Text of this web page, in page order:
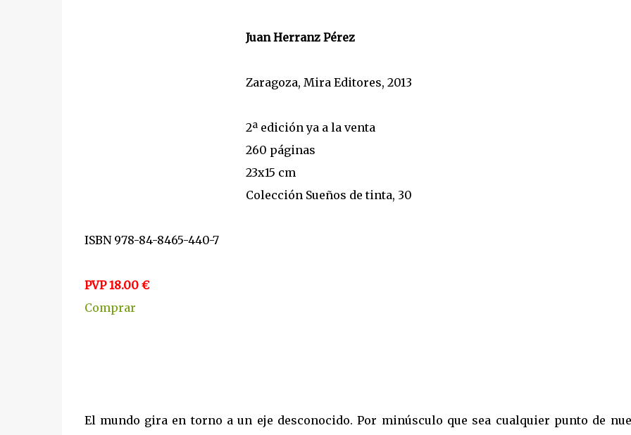
Juan Herranz Pérez
Zaragoza, Mira Editores, 2013
2ª edición ya a la venta
260 páginas
23x15 cm
Colección Sueños de tinta, 30
ISBN 978-84-8465-440-7
PVP 18.00 €
Comprar
El mundo gira en torno a un eje desconocido. Por minúsculo que sea cualquier punto de